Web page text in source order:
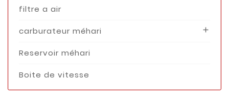
filtre a air
carburateur méhari 
Reservoir méhari
Boite de vitesse